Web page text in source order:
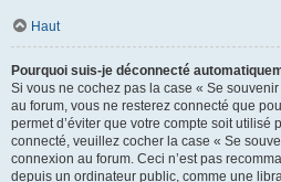
Haut
Pourquoi suis-je déconnecté
Si vous ne cochez pas la case « Se
au forum, vous ne resterez connecté que
permet d’éviter que votre compte soit utilisé
connecté, veuillez cocher la case « Se
connexion au forum. Ceci n’est pas
depuis un ordinateur public, comme une